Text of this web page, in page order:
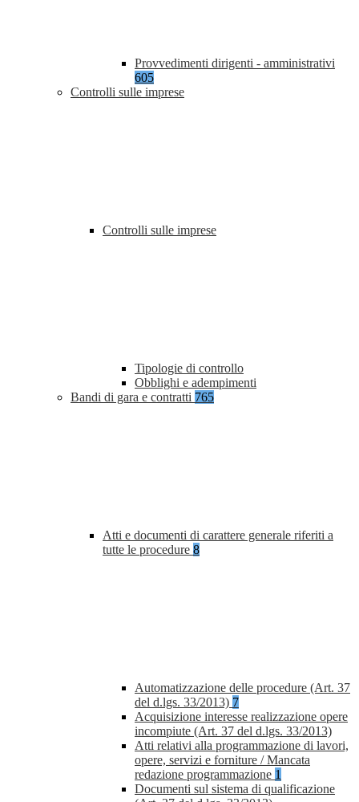
Provvedimenti dirigenti - amministrativi
605
Controlli sulle imprese
Controlli sulle imprese
Tipologie di controllo
Obblighi e adempimenti
Bandi di gara e contratti 765
Atti e documenti di carattere generale riferiti a
tutte le procedure 8
Automatizzazione delle procedure (Art. 37
del d.lgs. 33/2013) 7
Acquisizione interesse realizzazione opere
incompiute (Art. 37 del d.lgs. 33/2013)
Atti relativi alla programmazione di lavori,
opere, servizi e forniture / Mancata
redazione programmazione 1
Documenti sul sistema di qualificazione